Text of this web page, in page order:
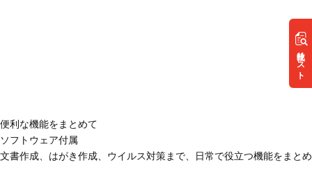
リスト
便利な機能をまとめて
ソフトウェア付属
文書作成、はがき作成、ウイルス対策まで、日常で役立つ機能をまと